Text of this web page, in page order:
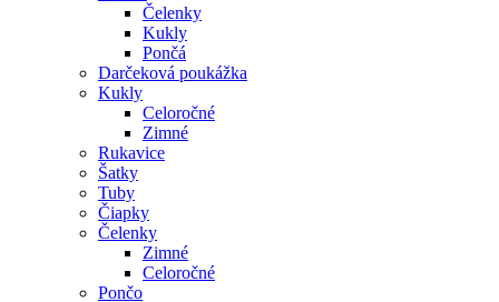
Čelenky
Kukly
Pončá
Darčeková poukážka
Kukly
Celoročné
Zimné
Rukavice
Šatky
Tuby
Čiapky
Čelenky
Zimné
Celoročné
Pončo